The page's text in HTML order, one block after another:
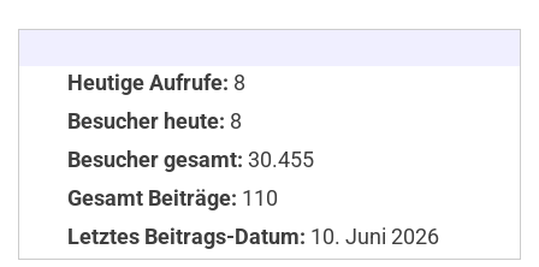
Heutige Aufrufe: 8
Besucher heute: 8
Besucher gesamt: 30.455
Gesamt Beiträge: 110
Letztes Beitrags-Datum: 10. Juni 2026